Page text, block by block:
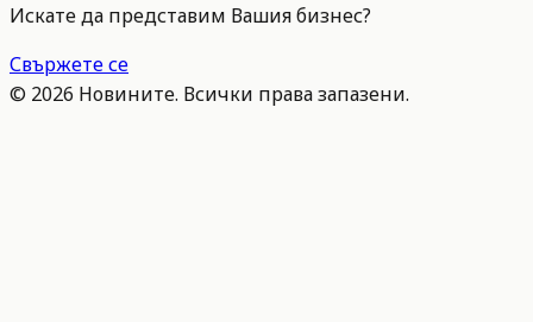
Искате да представим Вашия бизнес?
Свържете се
© 2026 Новините. Всички права запазени.